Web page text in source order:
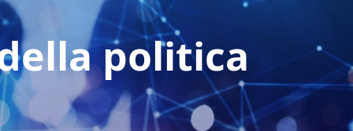
politica